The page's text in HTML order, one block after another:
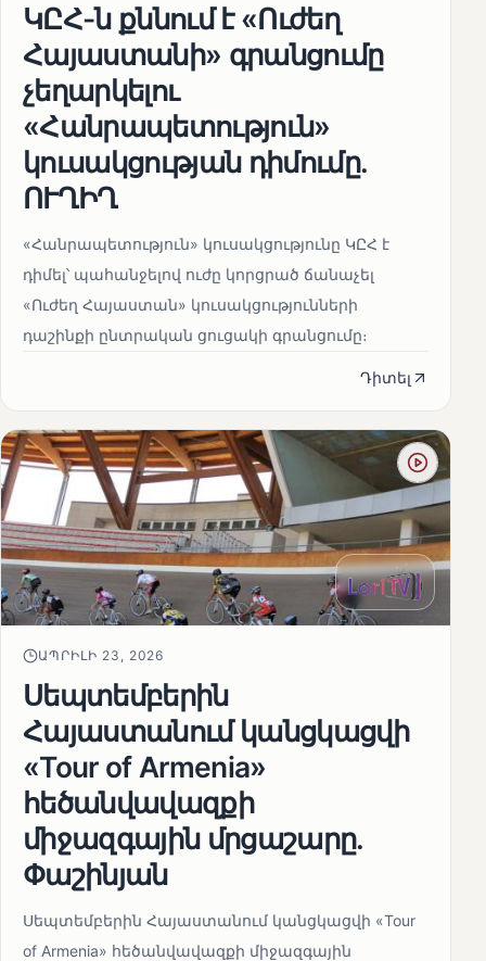
ԿԸՀ-ն քննում է «Ուժեղ
Հայաստանի» գրանցումը
չեղարկելու
«Հանրապետություն»
կուսակցության դիմումը.
ՈՒՂԻՂ
«Հանրապետություն» կուսակցությունը ԿԸՀ է
դիմել՝ պահանջելով ուժը կորցրած ճանաչել
«Ուժեղ Հայաստան» կուսակցությունների
դաշինքի ընտրական ցուցակի գրանցումը։
Դիտել
ԱՊՐԻԼԻ 23, 2026
Սեպտեմբերին
Հայաստանում կանցկացվի
«Tour of Armenia»
հեծանվավազքի
միջազգային մրցաշարը.
Փաշինյան
Սեպտեմբերին Հայաստանում կանցկացվի «Tour
of Armenia» հեծանվավազքի միջազգային